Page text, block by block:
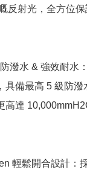
反射光，全方位
潑水 & 強效耐水
具備最高 5 級防
高達
輕鬆開合設計：